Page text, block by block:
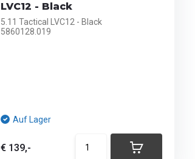
LVC12 - Black
5.11 Tactical LVC12 - Black
5860128.019
Auf Lager
€ 139,-